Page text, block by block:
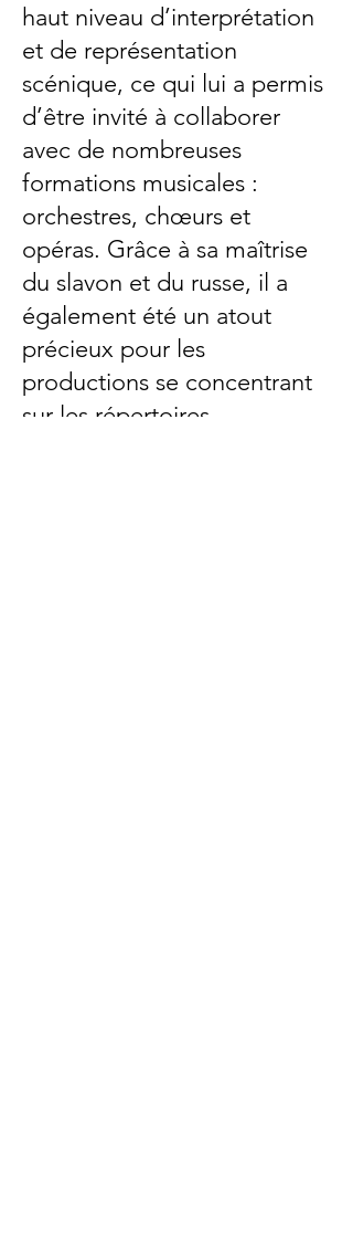
haut niveau d’interprétation
et de représentation
scénique, ce qui lui a permis
d’être invité à collaborer
avec de nombreuses
formations musicales :
orchestres, chœurs et
opéras. Grâce à sa maîtrise
du slavon et du russe, il a
également été un atout
précieux pour les
productions se concentrant
sur les répertoires